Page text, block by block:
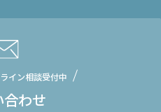
イン相談受付中
合わせ